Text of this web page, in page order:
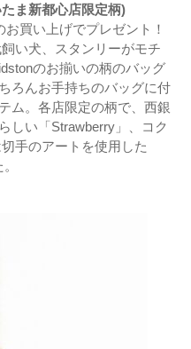
ま新都心店限定柄)
買い上げでプレゼント！
い犬、スタンリーがモチ
のお揃いの柄のバッグ
ろんお手持ちのバッグに付
ム。各店限定の柄で、西銀
しい「Strawberry」、コク
手のアートを使用した